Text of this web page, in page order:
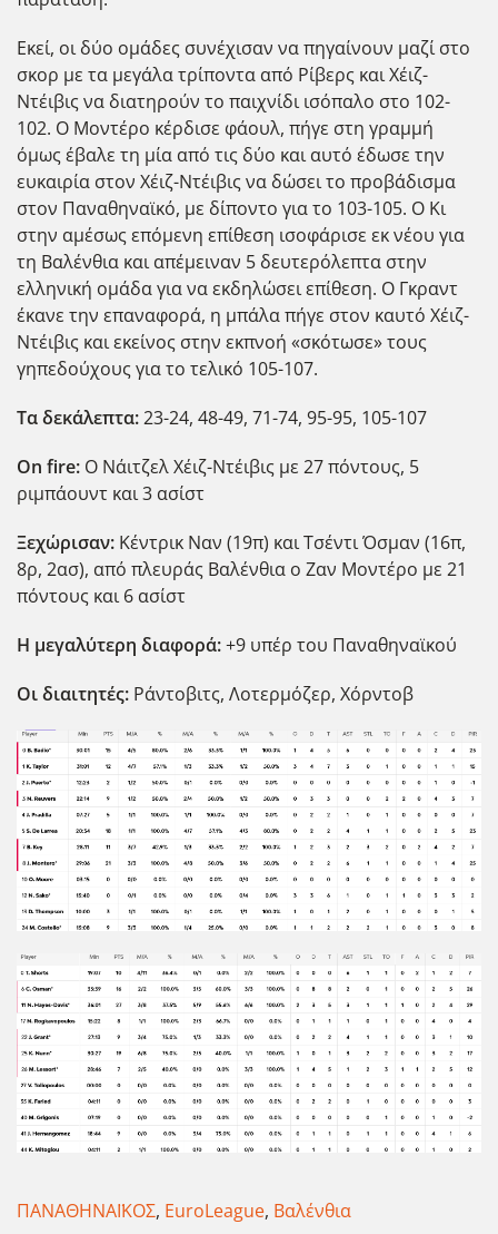
Εκεί, οι δύο ομάδες συνέχισαν να πηγαίνουν μαζί στο
σκορ με τα μεγάλα τρίποντα από Ρίβερς και Χέιζ-
Ντέιβις να διατηρούν το παιχνίδι ισόπαλο στο 102-
102. Ο Μοντέρο κέρδισε φάουλ, πήγε στη γραμμή
όμως έβαλε τη μία από τις δ΄υο και αυτό έδωσε την
ευκαιρία στον Χέιζ-Ντέιβις να δώσει το προβάδισμα
στον Παναθηναϊκό, με δίποντο για το 103-105. Ο Κι
στην αμέσως επόμενη επίθεση ισοφάρισε εκ νέου για
τη Βαλένθια και απέμειναν 5 δευτερόλεπτα στην
ελληνική ομάδα για να εκδηλώσει επίθεση. Ο Γκραντ
έκανε την επαναφορά, η μπάλα πήγε στον καυτό Χέιζ-
Ντέιβις και εκείνος στην εκπνοή «σκότωσε» τους
γηπεδούχους για το τελικό 105-107.
Τα δεκάλεπτα:23-24, 48-49, 71-74, 95-95, 105-107
On fire: Ο Νάιτζελ Χέιζ-Ντέιβις με 27 πόντους, 5
ριμπάουντ και 3 ασίστ
Ξεχώρισαν: Κέντρικ Ναν (19π) και Τσέντι Όσμαν (16π,
8ρ, 2ασ), από πλευράς Βαλένθια ο Ζαν Μοντέρο με 21
πόντους και 6 ασίστ
Η μεγαλύτερη διαφορά:+9 υπέρ του Παναθηναϊκού
Οι διαιτητές: Ράντοβιτς, Λοτερμόζερ, Χόρντοβ
ΠΑΝΑΘΗΝΑΪΚΟΣ, EuroLeague, Βαλένθια